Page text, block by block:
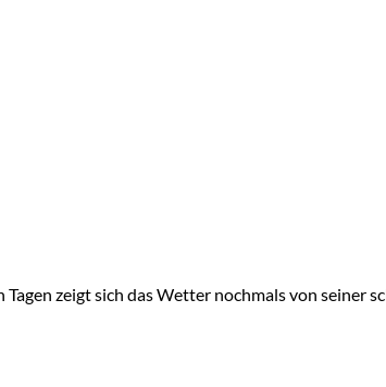
zeigt sich das Wetter nochmals von seiner